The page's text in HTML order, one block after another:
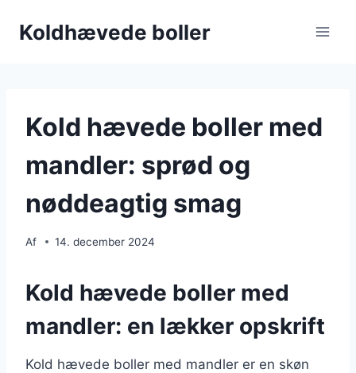
Koldhævede boller
Kold hævede boller med
mandler: sprød og
nøddeagtig smag
Af 14. december 2024
Kold hævede boller med
mandler: en lækker opskrift
Kold hævede boller med mandler er en skøn